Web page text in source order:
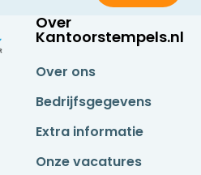
Over
Kantoorstempels.nl
Over ons
Bedrijfsgegevens
Extra informatie
Onze vacatures